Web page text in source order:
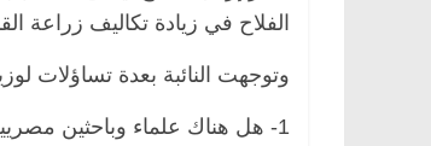
الفلاح في زيادة تكاليف زراعة
وتوجهت النائبة بعدة تساؤلات
1- هل هناك علماء وباحثين